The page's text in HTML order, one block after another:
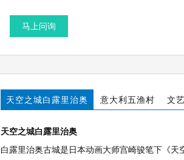
马上问询
天空之城白露里治奥 意大利五渔村 文
天空之城白露里治奥
白露里治奥古城是日本动画大师宫崎骏笔下《